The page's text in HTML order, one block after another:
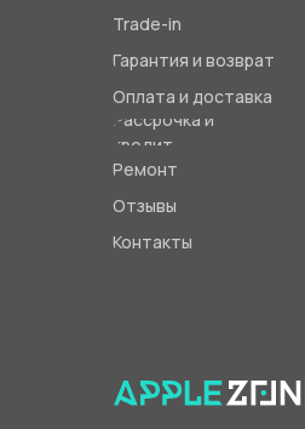
Trade-in
Гарантия и возврат
Оплата и доставка
Рассрочка и
кредит
Ремонт
Отзывы
Контакты